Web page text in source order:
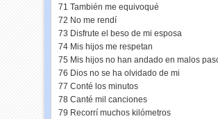
71 También me equivoqué
72 No me rendí
73 Disfrute el beso de mi esposa
74 Mis hijos me respetan
75 Mis hijos no han andado en malos
76 Dios no se ha olvidado de mi
77 Conté los minutos
78 Canté mil canciones
79 Recorrí muchos kilómetros